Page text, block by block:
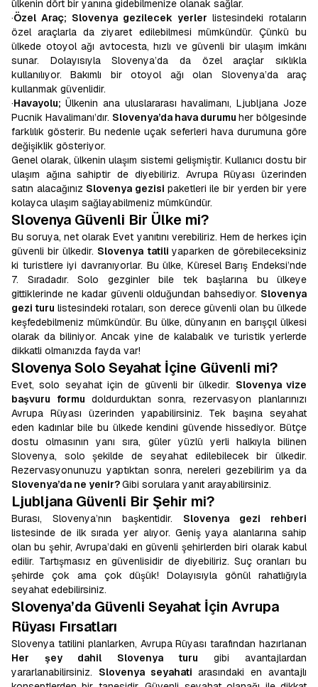
ülkenin dört bir yanına gidebilmenize olanak sağlar.
·Özel Araç; Slovenya gezilecek yerler listesindeki rotaların
özel araçlarla da ziyaret edilebilmesi mümkündür. Çünkü bu
ülkede otoyol ağı avtocesta, hızlı ve güvenli bir ulaşım imkânı
sunar. Dolayısıyla Slovenya’da da özel araçlar sıklıkla
kullanılıyor. Bakımlı bir otoyol ağı olan Slovenya’da araç
kullanmak güvenlidir.
·Havayolu; Ülkenin ana uluslararası havalimanı, Ljubljana Joze
Pucnik Havalimanı’dır. Slovenya’da hava durumu her bölgesinde
farklılık gösterir. Bu nedenle uçak seferleri hava durumuna göre
değişiklik gösteriyor.
Genel olarak, ülkenin ulaşım sistemi gelişmiştir. Kullanıcı dostu bir
ulaşım ağına sahiptir de diyebiliriz. Avrupa Rüyası üzerinden
satın alacağınız Slovenya gezisi paketleri ile bir yerden bir yere
kolayca ulaşım sağlayabilmeniz mümkündür.
Slovenya Güvenli Bir Ülke mi?
Bu soruya, net olarak Evet yanıtını verebiliriz. Hem de herkes için
güvenli bir ülkedir. Slovenya tatili yaparken de görebileceksiniz
ki turistlere iyi davranıyorlar. Bu ülke, Küresel Barış Endeksi’nde
7. Sıradadır. Solo gezginler bile tek başlarına bu ülkeye
gittiklerinde ne kadar güvenli olduğundan bahsediyor. Slovenya
gezi turu listesindeki rotaları, son derece güvenli olan bu ülkede
keşfedebilmeniz mümkündür. Bu ülke, dünyanın en barışçıl ülkesi
olarak da biliniyor. Ancak yine de kalabalık ve turistik yerlerde
dikkatli olmanızda fayda var!
Slovenya Solo Seyahat İçine Güvenli mi?
Evet, solo seyahat için de güvenli bir ülkedir. Slovenya vize
başvuru formu doldurduktan sonra, rezervasyon planlarınızı
Avrupa Rüyası üzerinden yapabilirsiniz. Tek başına seyahat
eden kadınlar bile bu ülkede kendini güvende hissediyor. Bütçe
dostu olmasının yanı sıra, güler yüzlü yerli halkıyla bilinen
Slovenya, solo şekilde de seyahat edilebilecek bir ülkedir.
Rezervasyonunuzu yaptıktan sonra, nereleri gezebilirim ya da
Slovenya’da ne yenir?Gibi sorulara yanıt arayabilirsiniz.
Ljubljana Güvenli Bir Şehir mi?
Burası, Slovenya’nın başkentidir. Slovenya gezi rehberi
listesinde de ilk sırada yer alıyor. Geniş yaya alanlarına sahip
olan bu şehir, Avrupa’daki en güvenli şehirlerden biri olarak kabul
edilir. Tartışmasız en güvenlisidir de diyebiliriz. Suç oranları bu
şehirde çok ama çok düşük! Dolayısıyla gönül rahatlığıyla
seyahat edebilirsiniz.
Slovenya’da Güvenli Seyahat İçin Avrupa
Rüyası Fırsatları
Slovenya tatilini planlarken, Avrupa Rüyası tarafından hazırlanan
Her şey dahil Slovenya turu gibi avantajlardan
yararlanabilirsiniz. Slovenya seyahati arasındaki en avantajlı